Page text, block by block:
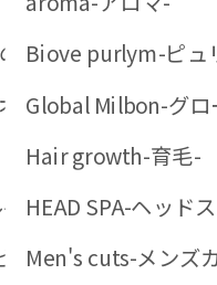
方へ-
Biove purlym-ピュ
イル-
Global Milbon-グロ
Hair growth-育毛-
HEAD SPA-ヘッド
オナボタニカルカラ
Men's cuts-メンズ